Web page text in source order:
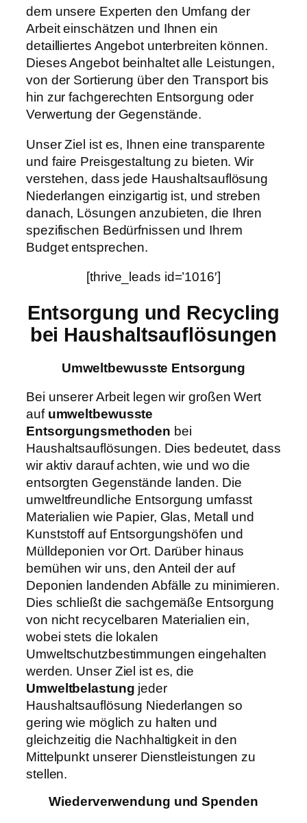
dem unsere Experten den Umfang der
Arbeit einschätzen und Ihnen ein
detailliertes Angebot unterbreiten können.
Dieses Angebot beinhaltet alle Leistungen,
von der Sortierung über den Transport bis
hin zur fachgerechten Entsorgung oder
Verwertung der Gegenstände.
Unser Ziel ist es, Ihnen eine transparente
und faire Preisgestaltung zu bieten. Wir
verstehen, dass jede Haushaltsauflösung
Niederlangen einzigartig ist, und streben
danach, Lösungen anzubieten, die Ihren
spezifischen Bedürfnissen und Ihrem
Budget entsprechen.
[thrive_leads id=’1016′]
Entsorgung und Recycling
bei Haushaltsauflösungen
Umweltbewusste Entsorgung
Bei unserer Arbeit legen wir großen Wert
auf umweltbewusste
Entsorgungsmethoden bei
Haushaltsauflösungen. Dies bedeutet, dass
wir aktiv darauf achten, wie und wo die
entsorgten Gegenstände landen. Die
umweltfreundliche Entsorgung umfasst
Materialien wie Papier, Glas, Metall und
Kunststoff auf Entsorgungshöfen und
Mülldeponien vor Ort. Darüber hinaus
bemühen wir uns, den Anteil der auf
Deponien landenden Abfälle zu minimieren.
Dies schließt die sachgemäße Entsorgung
von nicht recycelbaren Materialien ein,
wobei stets die lokalen
Umweltschutzbestimmungen eingehalten
werden. Unser Ziel ist es, die
Umweltbelastung jeder
Haushaltsauflösung Niederlangen so
gering wie möglich zu halten und
gleichzeitig die Nachhaltigkeit in den
Mittelpunkt unserer Dienstleistungen zu
stellen.
Wiederverwendung und Spenden